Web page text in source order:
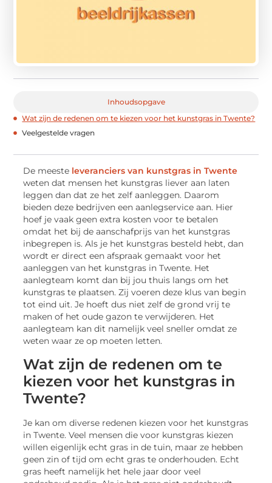
Inhoudsopgave
Wat zijn de redenen om te kiezen voor het kunstgras in Twente?
Veelgestelde vragen
De meeste leveranciers van kunstgras in Twente
weten dat mensen het kunstgras liever aan laten
leggen dan dat ze het zelf aanleggen. Daarom
bieden deze bedrijven een aanlegservice aan. Hier
hoef je vaak geen extra kosten voor te betalen
omdat het bij de aanschafprijs van het kunstgras
inbegrepen is. Als je het kunstgras besteld hebt, dan
wordt er direct een afspraak gemaakt voor het
aanleggen van het kunstgras in Twente. Het
aanlegteam komt dan bij jou thuis langs om het
kunstgras te plaatsen. Zij voeren deze klus van begin
tot eind uit. Je hoeft dus niet zelf de grond vrij te
maken of het oude gazon te verwijderen. Het
aanlegteam kan dit namelijk veel sneller omdat ze
weten waar ze op moeten letten.
Wat zijn de redenen om te
kiezen voor het kunstgras in
Twente?
Je kan om diverse redenen kiezen voor het kunstgras
in Twente. Veel mensen die voor kunstgras kiezen
willen eigenlijk echt gras in de tuin, maar ze hebben
geen zin of tijd om echt gras te onderhouden. Echt
gras heeft namelijk het hele jaar door veel